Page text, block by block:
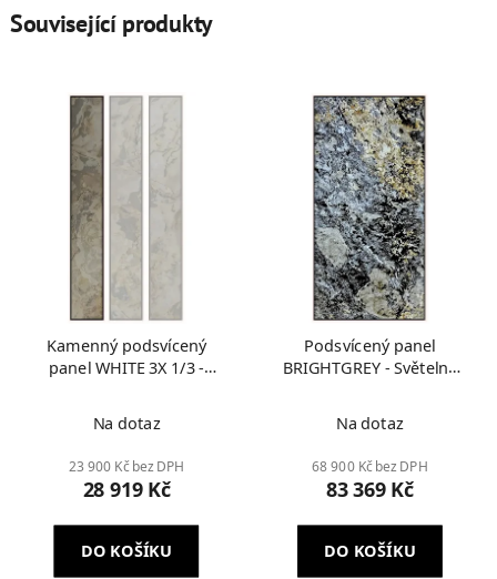
Související produkty
Kamenný podsvícený
panel WHITE 3X 1/3 -
Na dotaz
23 900 Kč bez DPH
28 919 Kč
DO KOŠÍKU
Podsvícený panel
BRIGHTGREY - Světelný
Na dotaz
68 900 Kč bez DPH
83 369 Kč
DO KOŠÍKU